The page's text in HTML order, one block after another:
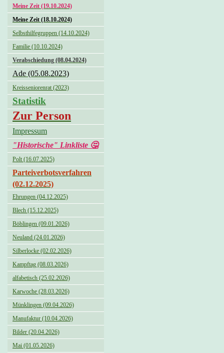
Meine Zeit (19.10.2024)
Meine Zeit (18.10.2024)
Selbsthilfegruppen (14.10.2024)
Familie (10.10.2024)
Verabschiedung (08.04.2024)
Ade (05.08.2023)
Kreisseniorenrat (2023)
Statistik
Zur Person
Impressum
"Historische" Linkliste 🤔
Polt (16.07.2025)
Parteiverbotsverfahren
(02.12.2025)
Ehrungen (04.12.2025)
Blech (15.12.2025)
Böblingen (09.01.2026)
Neuland (24.01.2026)
Silberlocke (02.02.2026)
Kampftag (08.03.2026)
alfabetisch (25.02.2026)
Karwoche (28.03.2026)
Münklingen (09.04.2026)
Manufaktur (10.04.2026)
Bilder (20.04.2026)
Mai (01.05.2026)